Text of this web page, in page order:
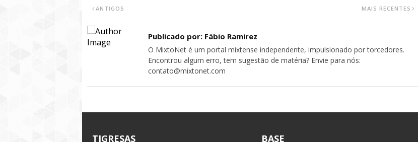
MAIS RECENTES
ANTIGOS
Publicado por: Fábio Ramirez
O MixtoNet é um portal mixtense independente, impulsionado por torcedores.
Encontrou algum erro, tem sugestão de matéria? Envie para nós:
contato@mixtonet.com
TIGRESAS BASE